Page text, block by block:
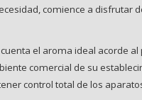
comience a disfrutar
el aroma ideal acorde
comercial de su
control total de los